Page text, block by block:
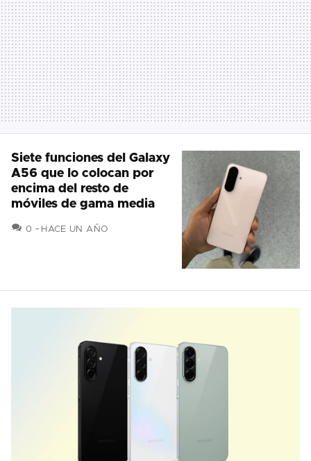
Siete funciones del Galaxy
A56 que lo colocan por
encima del resto de
móviles de gama media
0 COMENTARIOS
HACE UN AÑO